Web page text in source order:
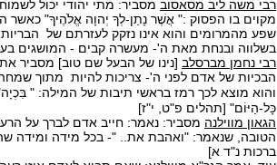
רבי משה ליב מסאסוב מסביר: מתי יהודי יכול
מקוים בו הפסוק :" אֲשֶׁר נָתַן-לְךָ יְהוָה אֱלֹהֶיךָ" כאשר
שפע מהמרומים והוא אינו נזקק לעזרתם של
בשלווה ובנחת מאת ה'- מעשרה קבים - המושגים
רבי נחמן מברסלב [נינו של הבעל שם טוב] מסביר
הבכיות של אדם לפני ה'- צריכות להיות מתוך
והוא מוצא לכך רמז בראשי תיבות של המילה: "
כָּל-הַיּוֹם" [תהלים פ"ט, י"ז]
הגאון מווילנה מסביר: נאמר: חייב אדם לברך על
הטובה, שנאמר: "ואהבת את.. "- בכל מידה ומידה
ברכות נ"ד א]